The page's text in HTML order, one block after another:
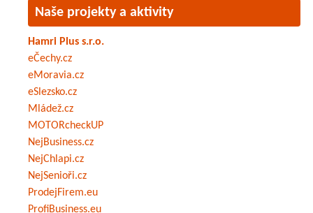
Naše projekty a aktivity
Hamri Plus s.r.o.
eČechy.cz
eMoravia.cz
eSlezsko.cz
Mládež.cz
MOTORcheckUP
NejBusiness.cz
NejChlapi.cz
NejSenioři.cz
ProdejFirem.eu
ProfiBusiness.eu